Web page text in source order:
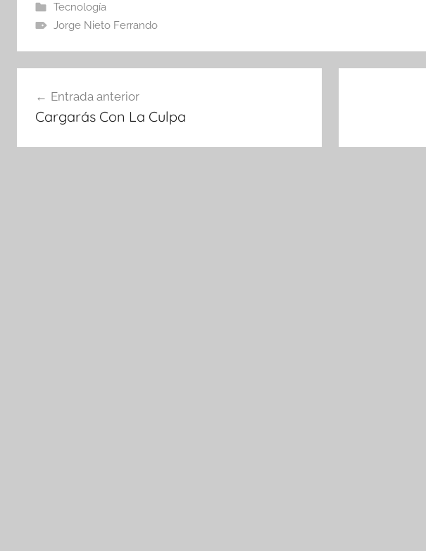
Tecnología
Jorge Nieto Ferrando
de
entradas
Entrada anterior
Cargarás Con La Culpa